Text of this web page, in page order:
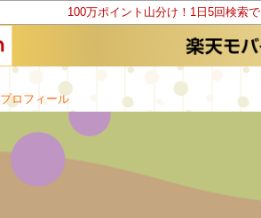
100万ポイント山分け！1日5回検索
プロフィール